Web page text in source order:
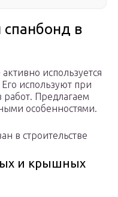
в
используется
используют при
Предлагаем
особенностями.
в строительстве
и крышных